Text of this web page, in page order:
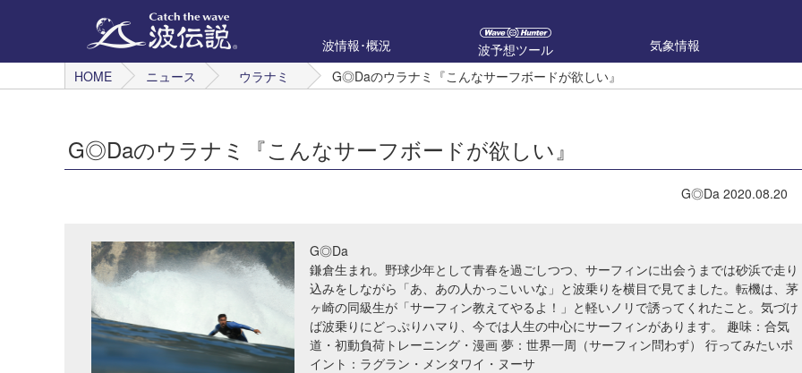
波情報･概況 波予想ツール
気象情報
HOME
ニュース ウラナミ G◎Daのウラナミ『こんなサーフボードが欲しい』
G◎Daのウラナミ『こんなサーフボードが欲しい』
G◎Da 2020.08.20
G◎Da
鎌倉生まれ。野球少年として青春を過ごしつつ、サーフィンに出会うまでは砂浜で走り
込みをしながら「あ、あの人かっこいいな」と波乗りを横目で見てました。転機は、茅
ヶ崎の同級生が「サーフィン教えてやるよ！」と軽いノリで誘ってくれたこと。気づけ
ば波乗りにどっぷりハマり、今では人生の中心にサーフィンがあります。 趣味：合気
道・初動負荷トレーニング・漫画 夢：世界一周（サーフィン問わず） 行ってみたいポ
イント：ラグラン・メンタワイ・ヌーサ